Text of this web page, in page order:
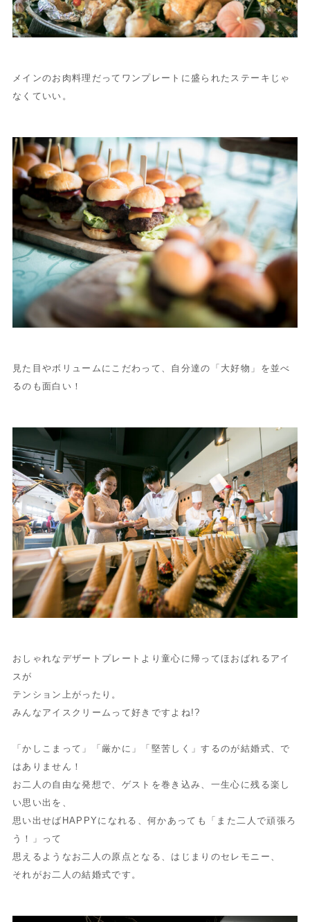
メインのお肉料理だってワンプレートに盛られたステーキじゃ
なくていい。
見た目やボリュームにこだわって、自分達の「大好物」を並べ
るのも面白い！
おしゃれなデザートプレートより童心に帰ってほおばれるアイ
スが
テンション上がったり。
みんなアイスクリームって好きですよね!?
「かしこまって」「厳かに」「堅苦しく」するのが結婚式、で
はありません！
お二人の自由な発想で、ゲストを巻き込み、一生心に残る楽し
い思い出を、
思い出せばHAPPYになれる、何かあっても「また二人で頑張ろ
う！」って
思えるようなお二人の原点となる、はじまりのセレモニー、
それがお二人の結婚式です。